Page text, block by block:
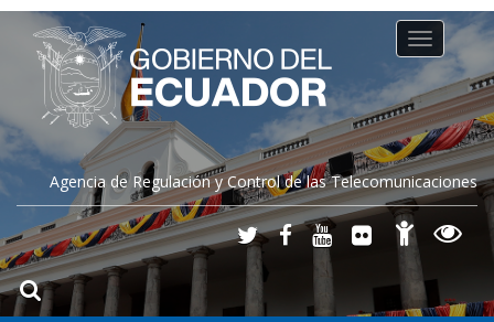
Agencia de Regulación y Control de las Telecomunicaciones
Toggle
navigation